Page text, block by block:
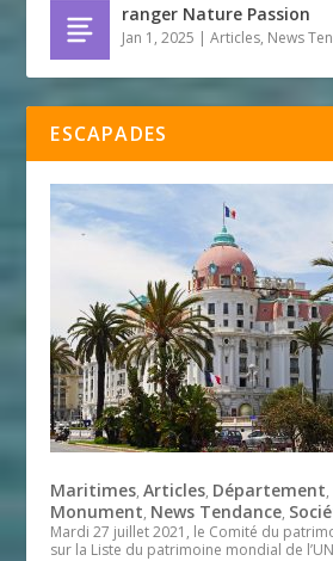
ranger Nature Passion
Jan 1, 2025 |Articles, News
ESCAPADES
Maritimes,Articles, Département,
Monument, News Tendance,
Mardi 27 juillet 2021, le Comité du
sur la Liste du patrimoine mondial de